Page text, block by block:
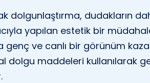
dolgunlaştırma, dudakların
yapılan estetik bir
genç ve canlı bir görünüm
dolgu maddeleri kullanılarak